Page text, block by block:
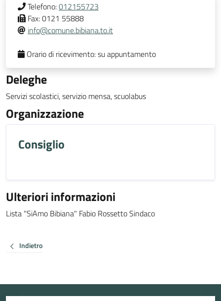
Telefono:012155723
Fax:0121 55888
info@comune.bibiana.to.it
Orario di ricevimento:su appuntamento
Deleghe
Servizi scolastici, servizio mensa, scuolabus
Organizzazione
Consiglio
Ulteriori informazioni
Lista "SiAmo Bibiana" Fabio Rossetto Sindaco
Indietro